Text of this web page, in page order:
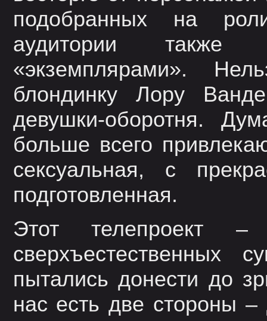
подобранных на
аудитории также
«экземплярами».
блондинку Лору
девушки-оборотня.
больше всего
сексуальная, с
подготовленная.
Этот телепроект
сверхъестественных
пытались донести до
нас есть две стороны